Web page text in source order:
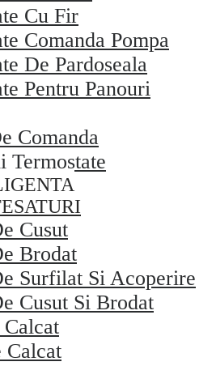
Cu Fir
Comanda Pompa
De Pardoseala
Pentru Panouri
Comanda
Termostate
Cusut
Brodat
Surfilat Si Acoperire
Cusut Si Brodat
Calcat